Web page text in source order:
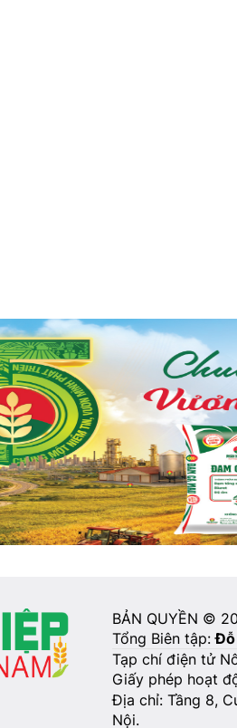
BẢN QUYỀN ©
Tổng Biên tập:Đỗ
Tạp chí điện tử
Giấy phép hoạt
Địa chỉ: Tầng 8,
Nội.